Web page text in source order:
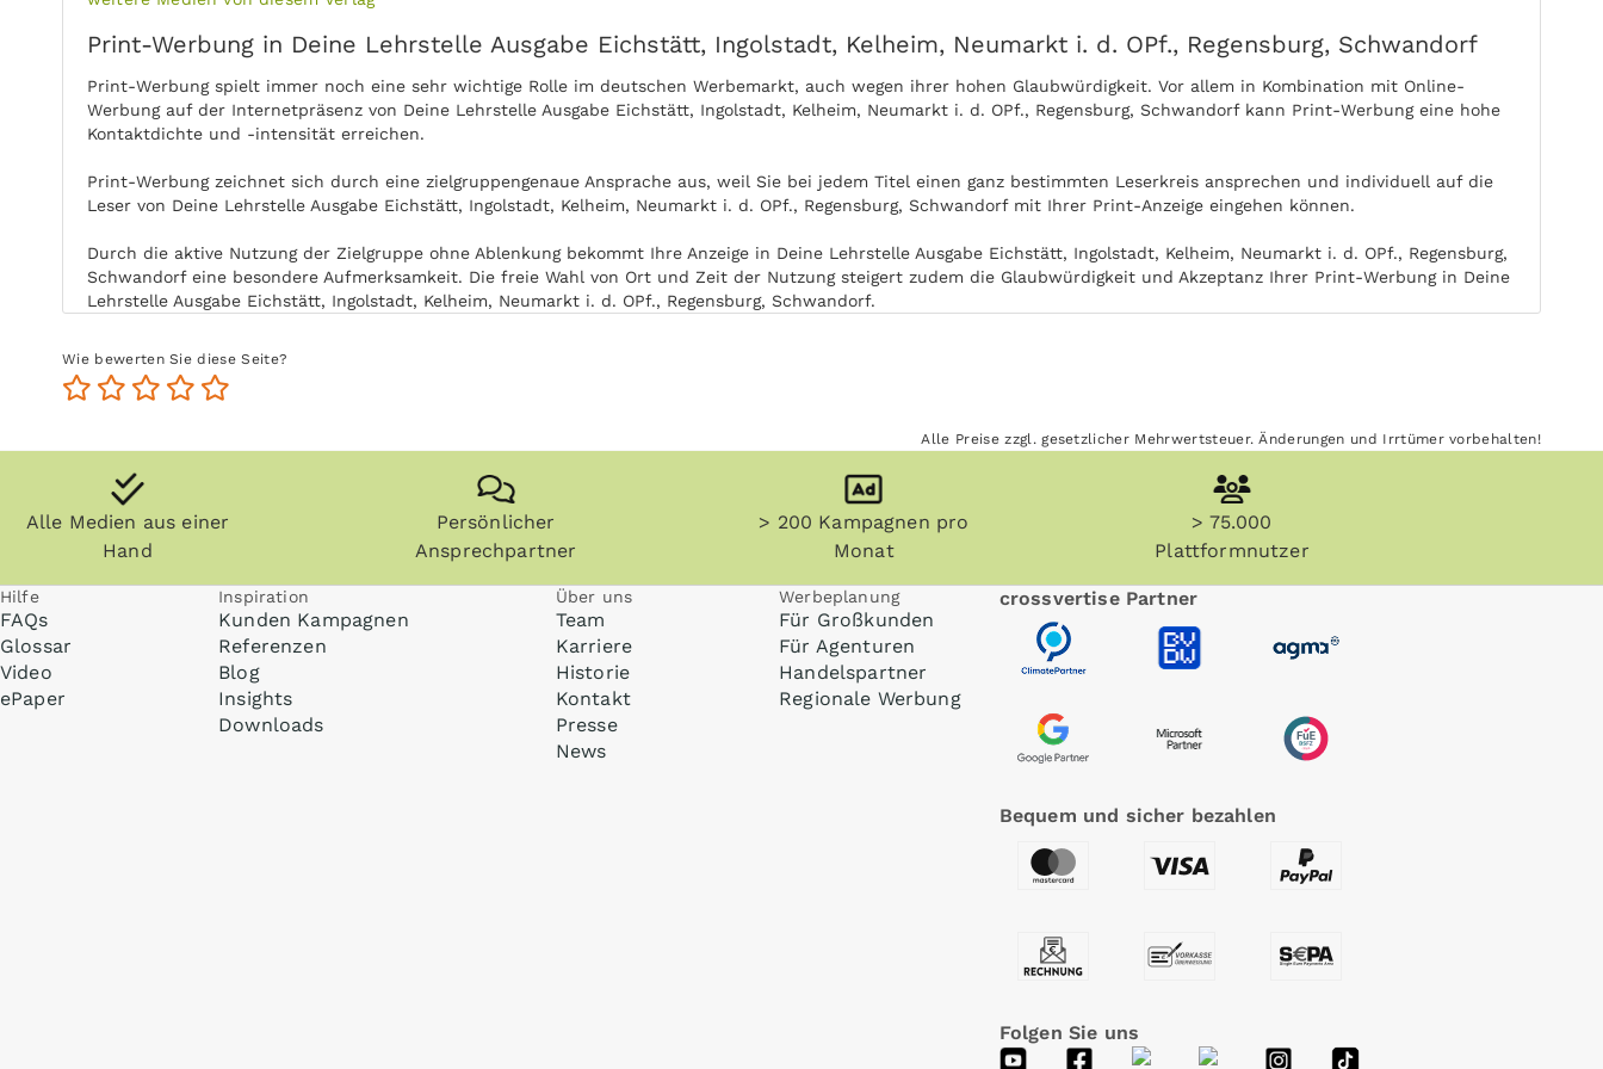
Print-Werbung in Deine Lehrstelle Ausgabe Eichstätt, Ingolstadt, Kelheim, Neumarkt i. d. OPf., Regensburg, Schwandorf
Print-Werbung spielt immer noch eine sehr wichtige Rolle im deutschen Werbemarkt, auch wegen ihrer hohen Glaubwürdigkeit. Vor allem in Kombination mit Online-
Werbung auf der Internetpräsenz von Deine Lehrstelle Ausgabe Eichstätt, Ingolstadt, Kelheim, Neumarkt i. d. OPf., Regensburg, Schwandorf kann Print-Werbung eine hohe
Kontaktdichte und -intensität erreichen.
Print-Werbung zeichnet sich durch eine zielgruppengenaue Ansprache aus, weil Sie bei jedem Titel einen ganz bestimmten Leserkreis ansprechen und individuell auf die
Leser von Deine Lehrstelle Ausgabe Eichstätt, Ingolstadt, Kelheim, Neumarkt i. d. OPf., Regensburg, Schwandorf mit Ihrer Print-Anzeige eingehen können.
Durch die aktive Nutzung der Zielgruppe ohne Ablenkung bekommt Ihre Anzeige in Deine Lehrstelle Ausgabe Eichstätt, Ingolstadt, Kelheim, Neumarkt i. d. OPf., Regensburg,
Schwandorf eine besondere Aufmerksamkeit. Die freie Wahl von Ort und Zeit der Nutzung steigert zudem die Glaubwürdigkeit und Akzeptanz Ihrer Print-Werbung in Deine
Lehrstelle Ausgabe Eichstätt, Ingolstadt, Kelheim, Neumarkt i. d. OPf., Regensburg, Schwandorf.
Eichstätt, Ingolstadt, Kelheim, Neumarkt i. d. OPf., Regensburg, Schwandorf länger und die Zielgruppe kommt auch zu einem späteren Zeitpunkt immer wieder mit Ihrer
Anzeige in Kontakt.
Anzeigen können zudem nachgeblättert und mitgenommen werden. Die Nutzung von Deine Lehrstelle Ausgabe Eichstätt, Ingolstadt, Kelheim, Neumarkt i. d. OPf.,
kann ohne Internet praktisch überall gelesen werden, zum Beispiel in Zug oder U-Bahn auf dem Weg zur Arbeit.
Wie bewerten Sie diese Seite?
Alle Preise zzgl. gesetzlicher Mehrwertsteuer. Änderungen und Irrtümer vorbehalten!
Alle Medien aus einer
Hand
Persönlicher
Ansprechpartner
> 200 Kampagnen pro
Monat
> 75.000
Plattformnutzer
Hilfe
FAQs
Glossar
Video
ePaper
Inspiration
Kunden Kampagnen
Referenzen
Blog
Insights
Downloads
Über uns
Team
Karriere
Historie
Kontakt
Presse
News
Werbeplanung
Für Großkunden
Für Agenturen
Handelspartner
Regionale Werbung
crossvertise Partner
Bequem und sicher bezahlen
Folgen Sie uns